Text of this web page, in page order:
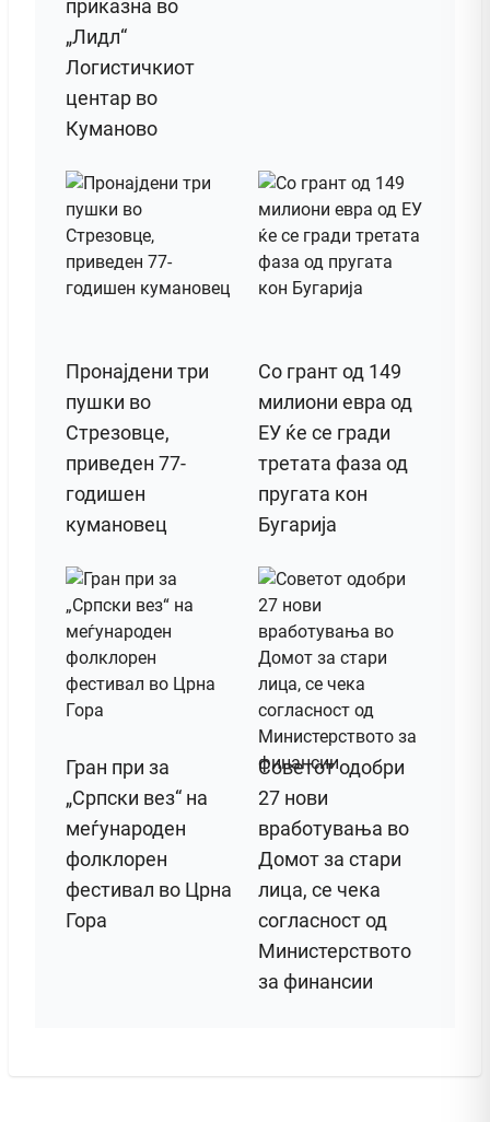
приказна во
„Лидл“
Логистичкиот
центар во
Куманово
Пронајдени три
пушки во
Стрезовце,
приведен 77-
годишен
кумановец
Со грант од 149
милиони евра од
ЕУ ќе се гради
третата фаза од
пругата кон
Бугарија
Гран при за
„Српски вез“ на
меѓународен
фолклорен
фестивал во Црна
Гора
Советот одобри
27 нови
вработувања во
Домот за стари
лица, се чека
согласност од
Министерството
за финансии